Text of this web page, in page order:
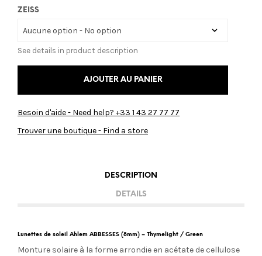
ZEISS
See details in product description
AJOUTER AU PANIER
Besoin d'aide - Need help? +33 1 43 27 77 77
Trouver une boutique - Find a store
DESCRIPTION
DETAILS
Lunettes de soleil Ahlem ABBESSES (8mm) – Thymelight / Green
Monture solaire à la forme arrondie en acétate de cellulose